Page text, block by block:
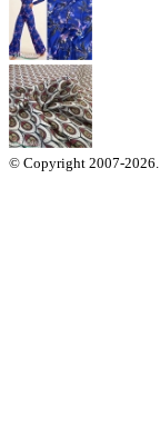
© Copyright 2007-2026.